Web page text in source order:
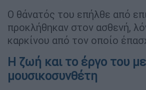
Ο θάνατός του επήλθε από
προκλήθηκαν στον ασθενή,
καρκίνου από τον οποίο
Η ζωή και το έργο του
μουσικοσυνθέτη